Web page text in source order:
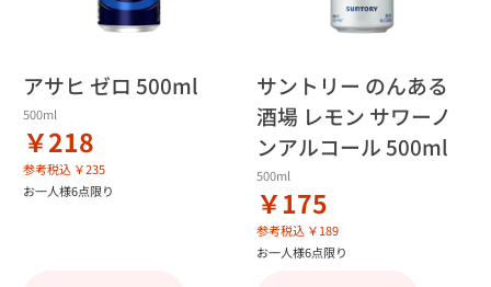
アサヒ ゼロ 500ml
500ml
￥218
参考税込 ￥235
お一人様6点限り
サントリー のんある
酒場 レモン サワーノ
ンアルコール 500ml
500ml
￥175
参考税込 ￥189
お一人様6点限り